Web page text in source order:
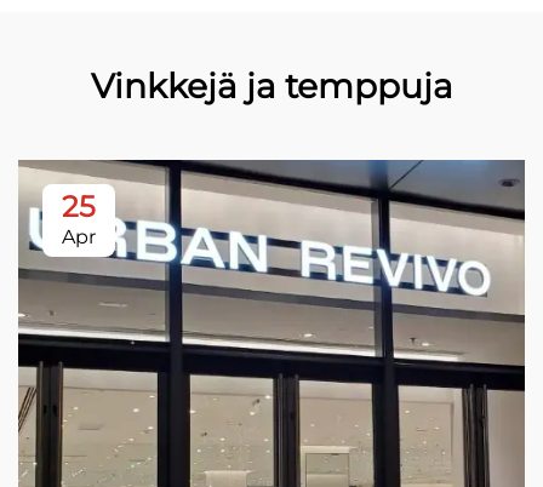
Vinkkejä ja temppuja
25
Apr